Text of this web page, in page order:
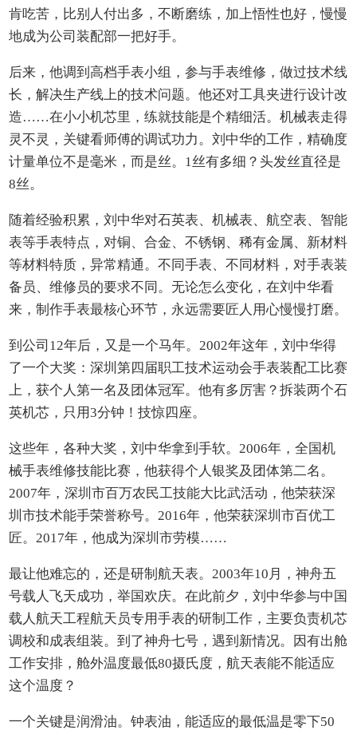
肯吃苦，比别人付出多，不断磨练，加上悟性也好，慢慢
地成为公司装配部一把好手。
后来，他调到高档手表小组，参与手表维修，做过技术线
长，解决生产线上的技术问题。他还对工具夹进行设计改
造……在小小机芯里，练就技能是个精细活。机械表走得
灵不灵，关键看师傅的调试功力。刘中华的工作，精确度
计量单位不是毫米，而是丝。1丝有多细？头发丝直径是
8丝。
随着经验积累，刘中华对石英表、机械表、航空表、智能
表等手表特点，对铜、合金、不锈钢、稀有金属、新材料
等材料特质，异常精通。不同手表、不同材料，对手表装
备员、维修员的要求不同。无论怎么变化，在刘中华看
来，制作手表最核心环节，永远需要匠人用心慢慢打磨。
到公司12年后，又是一个马年。2002年这年，刘中华得
了一个大奖：深圳第四届职工技术运动会手表装配工比赛
上，获个人第一名及团体冠军。他有多厉害？拆装两个石
英机芯，只用3分钟！技惊四座。
这些年，各种大奖，刘中华拿到手软。2006年，全国机
械手表维修技能比赛，他获得个人银奖及团体第二名。
2007年，深圳市百万农民工技能大比武活动，他荣获深
圳市技术能手荣誉称号。2016年，他荣获深圳市百优工
匠。2017年，他成为深圳市劳模……
最让他难忘的，还是研制航天表。2003年10月，神舟五
号载人飞天成功，举国欢庆。在此前夕，刘中华参与中国
载人航天工程航天员专用手表的研制工作，主要负责机芯
调校和成表组装。到了神舟七号，遇到新情况。因有出舱
工作安排，舱外温度最低80摄氏度，航天表能不能适应
这个温度？
一个关键是润滑油。钟表油，能适应的最低温是零下50